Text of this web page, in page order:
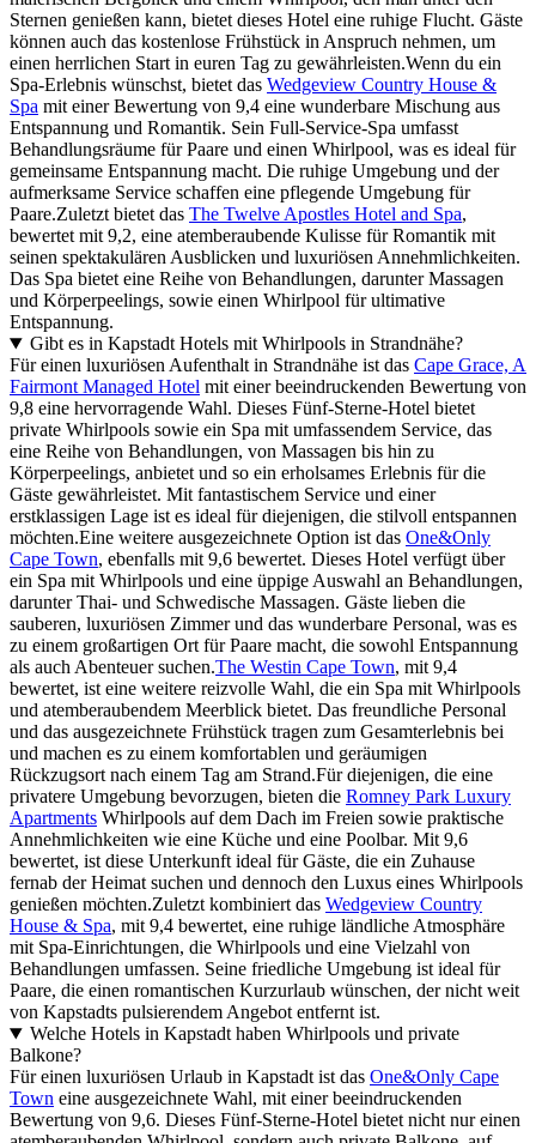
Sternen genießen kann, bietet dieses Hotel eine ruhige Flucht. Gäste
können auch das kostenlose Frühstück in Anspruch nehmen, um
einen herrlichen Start in euren Tag zu gewährleisten.Wenn du ein
Spa-Erlebnis wünschst, bietet das Wedgeview Country House &
Spa mit einer Bewertung von 9,4 eine wunderbare Mischung aus
Entspannung und Romantik. Sein Full-Service-Spa umfasst
Behandlungsräume für Paare und einen Whirlpool, was es ideal für
gemeinsame Entspannung macht. Die ruhige Umgebung und der
aufmerksame Service schaffen eine pflegende Umgebung für
Paare.Zuletzt bietet das The Twelve Apostles Hotel and Spa,
bewertet mit 9,2, eine atemberaubende Kulisse für Romantik mit
seinen spektakulären Ausblicken und luxuriösen Annehmlichkeiten.
Das Spa bietet eine Reihe von Behandlungen, darunter Massagen
und Körperpeelings, sowie einen Whirlpool für ultimative
Entspannung.
Gibt es in Kapstadt Hotels mit Whirlpools in Strandnähe?
Für einen luxuriösen Aufenthalt in Strandnähe ist das Cape Grace, A
Fairmont Managed Hotel mit einer beeindruckenden Bewertung von
9,8 eine hervorragende Wahl. Dieses Fünf-Sterne-Hotel bietet
private Whirlpools sowie ein Spa mit umfassendem Service, das
eine Reihe von Behandlungen, von Massagen bis hin zu
Körperpeelings, anbietet und so ein erholsames Erlebnis für die
Gäste gewährleistet. Mit fantastischem Service und einer
erstklassigen Lage ist es ideal für diejenigen, die stilvoll entspannen
möchten.Eine weitere ausgezeichnete Option ist das One&Only
Cape Town, ebenfalls mit 9,6 bewertet. Dieses Hotel verfügt über
ein Spa mit Whirlpools und eine üppige Auswahl an Behandlungen,
darunter Thai- und Schwedische Massagen. Gäste lieben die
sauberen, luxuriösen Zimmer und das wunderbare Personal, was es
zu einem großartigen Ort für Paare macht, die sowohl Entspannung
als auch Abenteuer suchen.The Westin Cape Town, mit 9,4
bewertet, ist eine weitere reizvolle Wahl, die ein Spa mit Whirlpools
und atemberaubendem Meerblick bietet. Das freundliche Personal
und das ausgezeichnete Frühstück tragen zum Gesamterlebnis bei
und machen es zu einem komfortablen und geräumigen
Rückzugsort nach einem Tag am Strand.Für diejenigen, die eine
privatere Umgebung bevorzugen, bieten die Romney Park Luxury
Apartments Whirlpools auf dem Dach im Freien sowie praktische
Annehmlichkeiten wie eine Küche und eine Poolbar. Mit 9,6
bewertet, ist diese Unterkunft ideal für Gäste, die ein Zuhause
fernab der Heimat suchen und dennoch den Luxus eines Whirlpools
genießen möchten.Zuletzt kombiniert das Wedgeview Country
House & Spa, mit 9,4 bewertet, eine ruhige ländliche Atmosphäre
mit Spa-Einrichtungen, die Whirlpools und eine Vielzahl von
Behandlungen umfassen. Seine friedliche Umgebung ist ideal für
Paare, die einen romantischen Kurzurlaub wünschen, der nicht weit
von Kapstadts pulsierendem Angebot entfernt ist.
Welche Hotels in Kapstadt haben Whirlpools und private
Balkone?
Für einen luxuriösen Urlaub in Kapstadt ist das One&Only Cape
Town eine ausgezeichnete Wahl, mit einer beeindruckenden
Bewertung von 9,6. Dieses Fünf-Sterne-Hotel bietet nicht nur einen